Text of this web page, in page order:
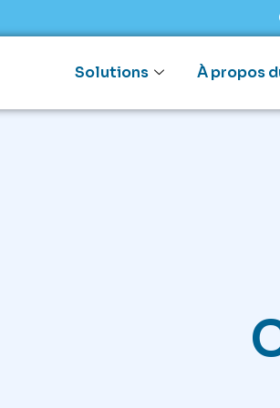
Solutions À propos